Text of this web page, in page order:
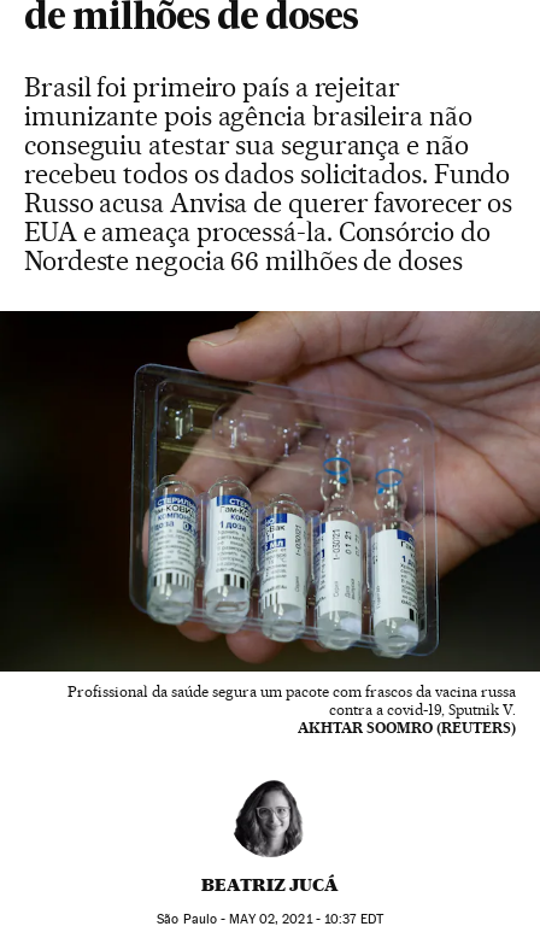
de milhões de doses
Brasil foi primeiro país a rejeitar
imunizante pois agência brasileira não
conseguiu atestar sua segurança e não
recebeu todos os dados solicitados. Fundo
Russo acusa Anvisa de querer favorecer os
EUA e ameaça processá-la. Consórcio do
Nordeste negocia 66 milhões de doses
Profissional da saúde segura um pacote com frascos ​​da vacina russa
contra a covid-19, Sputnik V.
AKHTAR SOOMRO (REUTERS)
BEATRIZ JUCÁ
São Paulo -MAY02, 2021 - 10:37EDT